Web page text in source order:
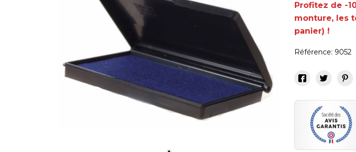
Profitez de -
monture, les
panier) !
Référence: 9052